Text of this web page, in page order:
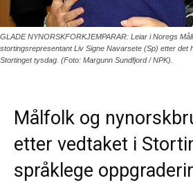
GLADE NYNORSKFORKJEMPARAR: Leiar i Noregs
stortingsrepresentant Liv Signe Navarsete (Sp) etter det
Stortinget tysdag. (Foto: Margunn Sundfjord / NPK).
Målfolk og
etter vedtaket i
språklege